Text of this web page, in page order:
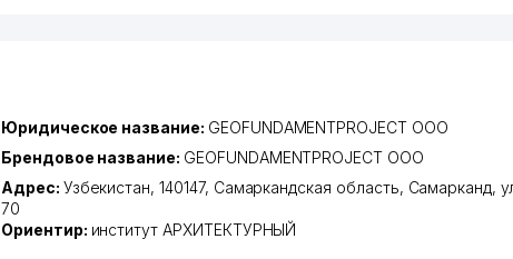
Юридическое название: GEOFUNDAMENTPROJECT ООО
Брендовое название: GEOFUNDAMENTPROJECT ООО
Адрес: Узбекистан, 140147, Самаркандская область, Самарканд,
70
Ориентир: институт АРХИТЕКТУРНЫЙ